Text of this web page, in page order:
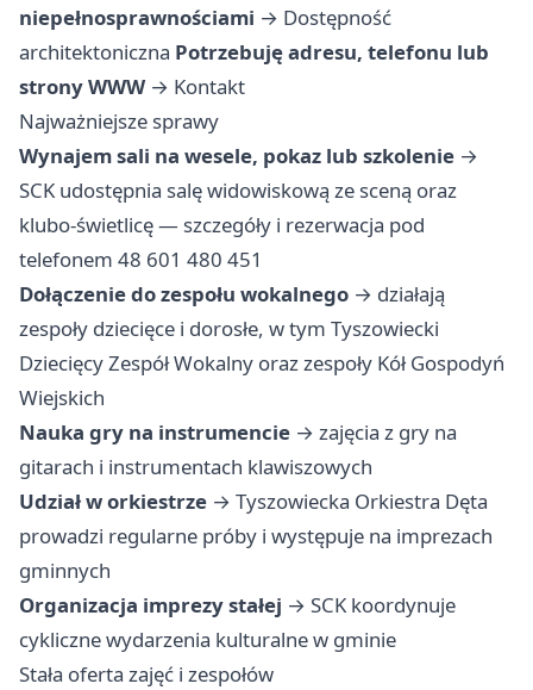
niepełnosprawnościami → Dostępność
architektoniczna Potrzebuję adresu, telefonu lub
strony WWW → Kontakt
Najważniejsze sprawy
Wynajem sali na wesele, pokaz lub szkolenie →
SCK udostępnia salę widowiskową ze sceną oraz
klubo-świetlicę — szczegóły i rezerwacja pod
telefonem 48 601 480 451
Dołączenie do zespołu wokalnego → działają
zespoły dziecięce i dorosłe, w tym Tyszowiecki
Dziecięcy Zespół Wokalny oraz zespoły Kół Gospodyń
Wiejskich
Nauka gry na instrumencie → zajęcia z gry na
gitarach i instrumentach klawiszowych
Udział w orkiestrze → Tyszowiecka Orkiestra Dęta
prowadzi regularne próby i występuje na imprezach
gminnych
Organizacja imprezy stałej → SCK koordynuje
cykliczne wydarzenia kulturalne w gminie
Stała oferta zajęć i zespołów